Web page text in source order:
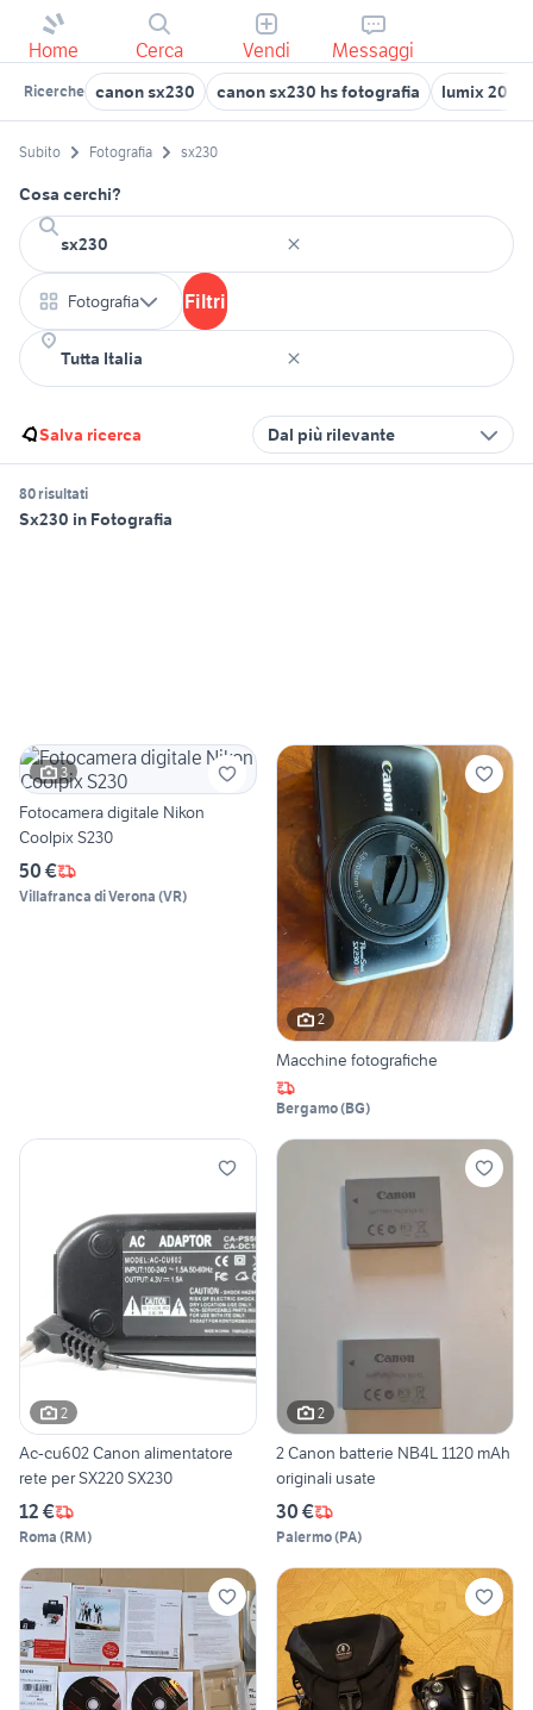
Home Cerca Vendi Messaggi
Ricerche canon sx230 canon sx230 hs fotografia lumix
Subito Fotografia sx230
Cosa cerchi?
Fotografia Filtri
Salva ricerca Dal più rilevante
80 risultati
Sx230 in Fotografia
3
Fotocamera digitale Nikon
Coolpix S230
50 €
Villafranca di Verona (VR)
2
Macchine fotografiche
Bergamo(BG)
2
Ac-cu602 Canon alimentatore
rete per SX220 SX230
12 €
Roma (RM)
2
2 Canon batterie NB4L 1120 mAh
originali usate
30 €
Palermo(PA)